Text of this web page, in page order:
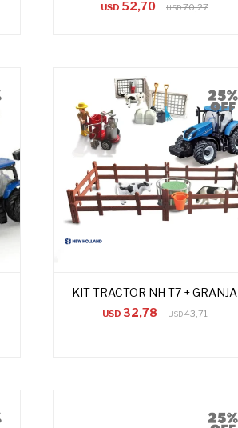
USD 52,70 USD70,27
KIT TRACTOR NH T7 + GRANJA
USD 32,78 USD43,71